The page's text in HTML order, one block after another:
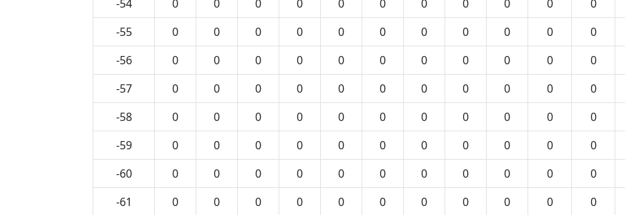
-54
0 0 0 0 0 0 0 0 0 0 0
-55
0 0 0 0 0 0 0 0 0 0 0
-56
0 0 0 0 0 0 0 0 0 0 0
-57
0 0 0 0 0 0 0 0 0 0 0
-58
0 0 0 0 0 0 0 0 0 0 0
-59
0 0 0 0 0 0 0 0 0 0 0
-60
0 0 0 0 0 0 0 0 0 0 0
-61
0 0 0 0 0 0 0 0 0 0 0